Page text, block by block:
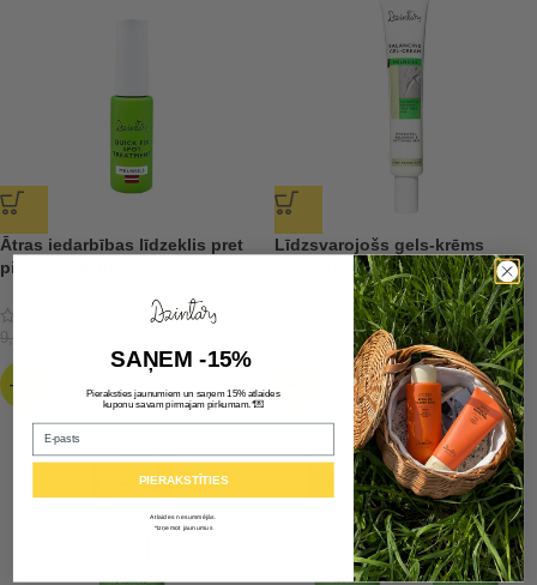
Ātras iedarbības līdzeklis pret
pinnēm “Melnsils” 7,5 g
9,49
Līdzsvarojošs gels-krēms
“Melnsils”
5,59€
-29%
SAŅEM -15%
Pieraksties jaunumiem un saņem 15% atlaides
kuponu savam pirmajam pirkumam.*💌
Email
PIERAKSTĪTIES
Atlaides nesummējās.
*Izņemot jaunumus